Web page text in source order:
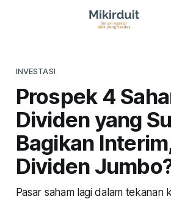
INVESTASI
Prospek 4
Dividen yang
Bagikan
Dividen
Pasar saham lagi dalam tekanan